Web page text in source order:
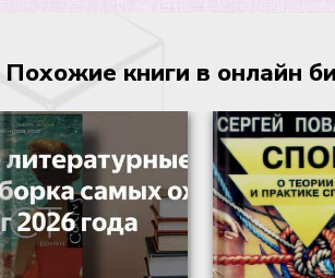
Похожие книги в онлайн